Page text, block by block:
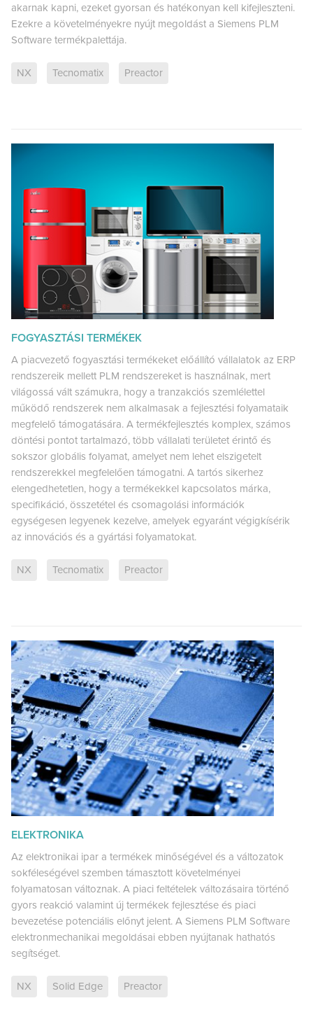
akarnak kapni, ezeket gyorsan és hatékonyan kell kifejleszteni.
Ezekre a követelményekre nyújt megoldást a Siemens PLM
Software termékpalettája.
NX Tecnomatix Preactor
FOGYASZTÁSI TERMÉKEK
A piacvezető fogyasztási termékeket előállító vállalatok az ERP
rendszereik mellett PLM rendszereket is használnak, mert
világossá vált számukra, hogy a tranzakciós szemlélettel
működő rendszerek nem alkalmasak a fejlesztési folyamataik
megfelelő támogatására. A termékfejlesztés komplex, számos
döntési pontot tartalmazó, több vállalati területet érintő és
sokszor globális folyamat, amelyet nem lehet elszigetelt
rendszerekkel megfelelően támogatni. A tartós sikerhez
elengedhetetlen, hogy a termékekkel kapcsolatos márka,
specifikáció, összetétel és csomagolási információk
egységesen legyenek kezelve, amelyek egyaránt végigkísérik
az innovációs és a gyártási folyamatokat.
NX Tecnomatix Preactor
ELEKTRONIKA
Az elektronikai ipar a termékek minőségével és a változatok
sokféleségével szemben támasztott követelményei
folyamatosan változnak. A piaci feltételek változásaira történő
gyors reakció valamint új termékek fejlesztése és piaci
bevezetése potenciális előnyt jelent. A Siemens PLM Software
elektronmechanikai megoldásai ebben nyújtanak hathatós
segítséget.
NX Solid Edge Preactor